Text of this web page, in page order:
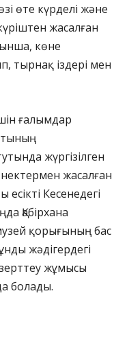
өте күрделі және
жасалған
көне
тырнақ іздері мен
ғалымдар
жүргізілген
жасалған
Кесенедегі
Қабірхана
қорығының бас
жәдігердегі
жұмысы
болады.